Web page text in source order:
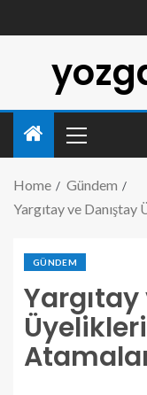
Home
Gündem
Yargıtay ve
GÜNDEM